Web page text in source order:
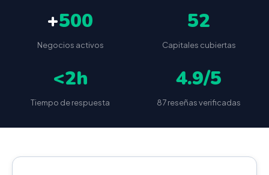
+500
Negocios activos
52
Capitales cubiertas
<2h
Tiempo de respuesta
4.9/5
87 reseñas verificadas